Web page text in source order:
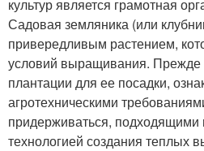
культур является грамотная
Садовая земляника (или
привередливым растением,
условий выращивания. Прежде
плантации для ее посадки,
агротехническими
придерживаться,
технологией создания теплых